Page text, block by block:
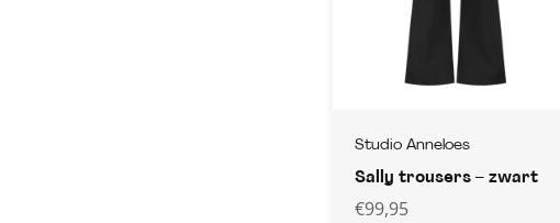
Studio Anneloes
Sally trousers – zwart
€99,95